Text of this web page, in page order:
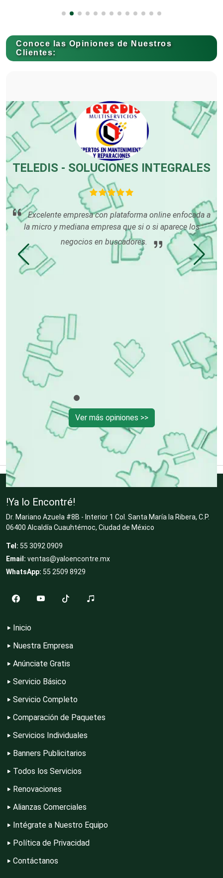
Carnicerías
Centros Comerciales
Centros de Espectáculos
Centros de Nutrición
Centros Turísticos
Cerrajerías
Clínicas de Belleza
Clínicas de Rehabilitación
Clínicas y Hospitales
Cocinas Integrales
Compresores de aire
Conferencias Empresariales
Conversiones Automotrices
Copiadoras
Conoce las Opiniones de Nuestros
Clientes:
TELEDIS - SOLUCIONES INTEGRALES
Excelente empresa con plataforma online enfocada a
la micro y mediana empresa que si o si aparece los
negocios en buscadores.
Ver más opiniones >>
!Ya lo Encontré!
Dr. Mariano Azuela #8B - Interior 1 Col. Santa María la Ribera, C.P.
06400 Alcaldía Cuauhtémoc, Ciudad de México
Tel: 55 3092 0909
Email: ventas@yaloencontre.mx
WhatsApp: 55 2509 8929
Inicio
Nuestra Empresa
Anúnciate Gratis
Servicio Básico
Servicio Completo
Comparación de Paquetes
Servicios Individuales
Banners Publicitarios
Todos los Servicios
Renovaciones
Alianzas Comerciales
Intégrate a Nuestro Equipo
Política de Privacidad
Contáctanos